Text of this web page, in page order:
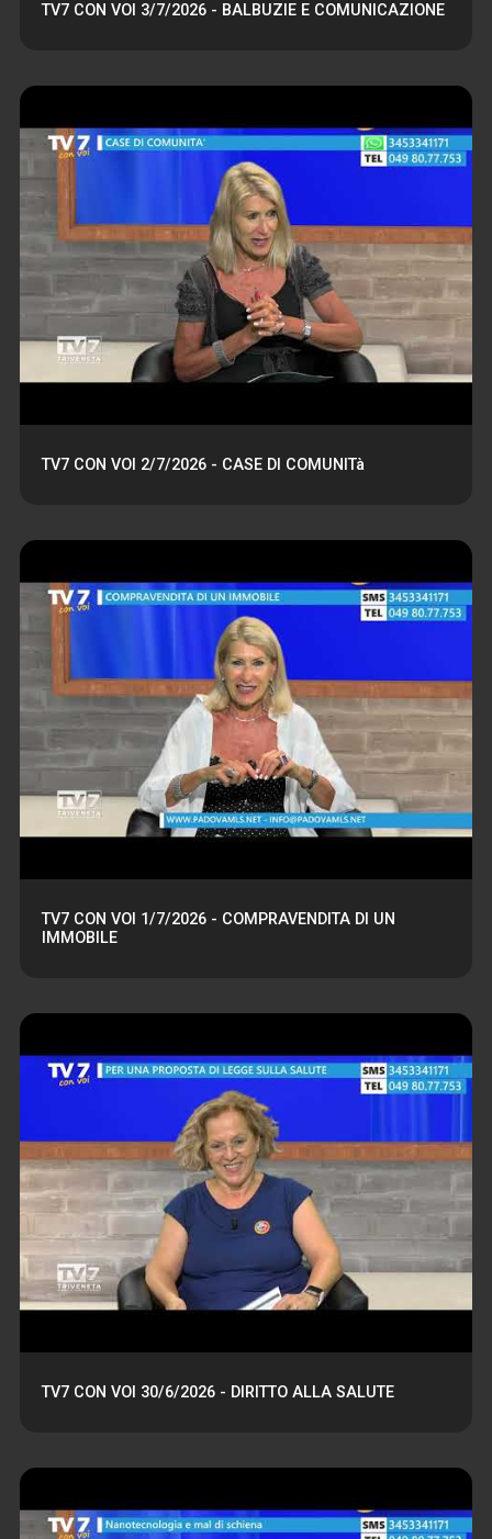
TV7 CON VOI 3/7/2026 - BALBUZIE E COMUNICAZIONE
TV7 CON VOI 2/7/2026 - CASE DI COMUNITà
TV7 CON VOI 1/7/2026 - COMPRAVENDITA DI UN
IMMOBILE
TV7 CON VOI 30/6/2026 - DIRITTO ALLA SALUTE